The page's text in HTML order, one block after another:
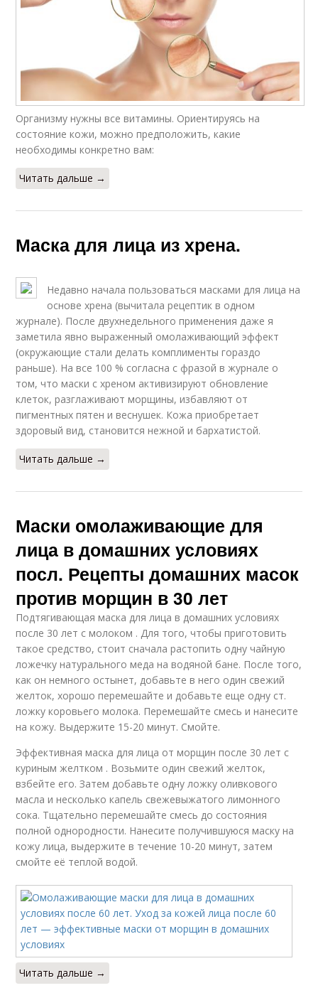
Организму нужны все витамины. Ориентируясь на
состояние кожи, можно предположить, какие
необходимы конкретно вам:
Читать дальше →
Маска для лица из хрена.
Недавно начала пользоваться масками для лица на
основе хрена (вычитала рецептик в одном
журнале). После двухнедельного применения даже я
заметила явно выраженный омолаживающий эффект
(окружающие стали делать комплименты гораздо
раньше). На все 100 % согласна с фразой в журнале о
том, что маски с хреном активизируют обновление
клеток, разглаживают морщины, избавляют от
пигментных пятен и веснушек. Кожа приобретает
здоровый вид, становится нежной и бархатистой.
Читать дальше →
Маски омолаживающие для
лица в домашних условиях
посл. Рецепты домашних масок
против морщин в 30 лет
Подтягивающая маска для лица в домашних условиях
после 30 лет с молоком . Для того, чтобы приготовить
такое средство, стоит сначала растопить одну чайную
ложечку натурального меда на водяной бане. После того,
как он немного остынет, добавьте в него один свежий
желток, хорошо перемешайте и добавьте еще одну ст.
ложку коровьего молока. Перемешайте смесь и нанесите
на кожу. Выдержите 15-20 минут. Смойте.
Эффективная маска для лица от морщин после 30 лет с
куриным желтком . Возьмите один свежий желток,
взбейте его. Затем добавьте одну ложку оливкового
масла и несколько капель свежевыжатого лимонного
сока. Тщательно перемешайте смесь до состояния
полной однородности. Нанесите получившуюся маску на
кожу лица, выдержите в течение 10-20 минут, затем
смойте её теплой водой.
Читать дальше →